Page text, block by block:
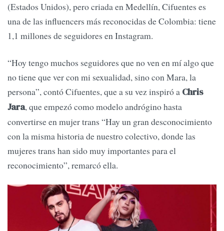
(Estados Unidos), pero criada en Medellín, Cifuentes es
una de las influencers más reconocidas de Colombia: tiene
1,1 millones de seguidores en Instagram.
“Hoy tengo muchos seguidores que no ven en mí algo que
no tiene que ver con mi sexualidad, sino con Mara, la
persona”, contó Cifuentes, que a su vez inspiró a Chris
Jara, que empezó como modelo andrógino hasta
convertirse en mujer trans “Hay un gran desconocimiento
con la misma historia de nuestro colectivo, donde las
mujeres trans han sido muy importantes para el
reconocimiento”, remarcó ella.